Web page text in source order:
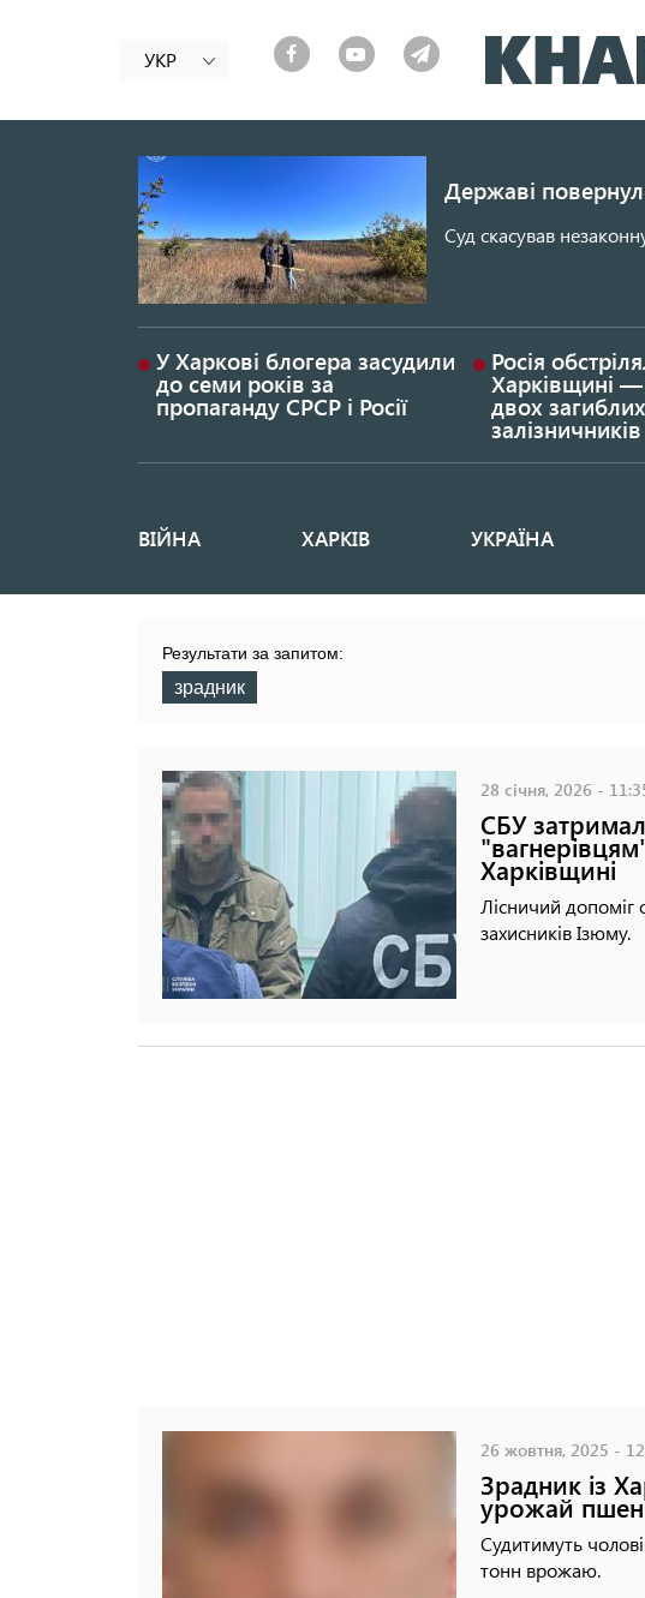
УКР
Державі
Суд скасував
У Харкові блогера засудили
до семи років за
пропаганду СРСР і Росії
Росія
Харківщині
двох загиблих
залізничників
Основная
ВІЙНА ХАРКІВ УКРАЇНА
Результати за запитом:
зрадник
28 січня, 2026 -
СБУ
Харківщині
Лісничий допоміг
захисників Ізюму.
26 жовтня, 2025 -
Зрадник із
урожай
Судитимуть
тонн врожаю.